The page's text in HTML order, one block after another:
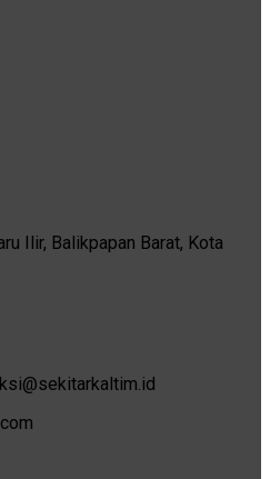
Ilir, Balikpapan Barat, Kota